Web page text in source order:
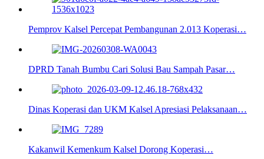
Pemprov Kalsel Percepat Pembangunan 2.013 Koperasi…
DPRD Tanah Bumbu Cari Solusi Bau Sampah Pasar…
Dinas Koperasi dan UKM Kalsel Apresiasi Pelaksanaan…
Kakanwil Kemenkum Kalsel Dorong Koperasi…